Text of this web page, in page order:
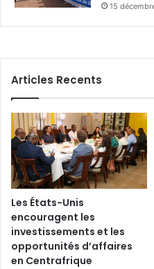
15
Articles Recents
Les États-Unis
encouragent les
investissements et les
opportunités d’affaires
en Centrafrique